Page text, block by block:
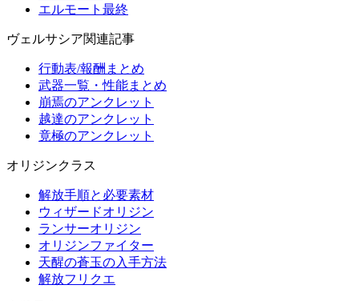
エルモート最終
ヴェルサシア関連記事
行動表/報酬まとめ
武器一覧・性能まとめ
崩焉のアンクレット
越達のアンクレット
竟極のアンクレット
オリジンクラス
解放手順と必要素材
ウィザードオリジン
ランサーオリジン
オリジンファイター
天醒の蒼玉の入手方法
解放フリクエ